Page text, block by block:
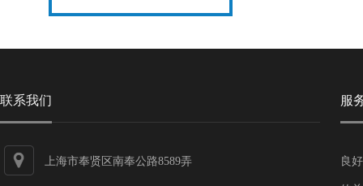
联系我们
上海市奉贤区南奉公路8589弄
服
良